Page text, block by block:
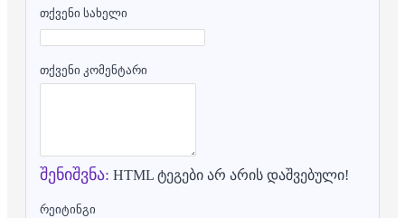
თქვენი სახელი
თქვენი კომენტარი
შენიშვნა: HTML ტეგები არ არის დაშვებული!
რეიტინგი